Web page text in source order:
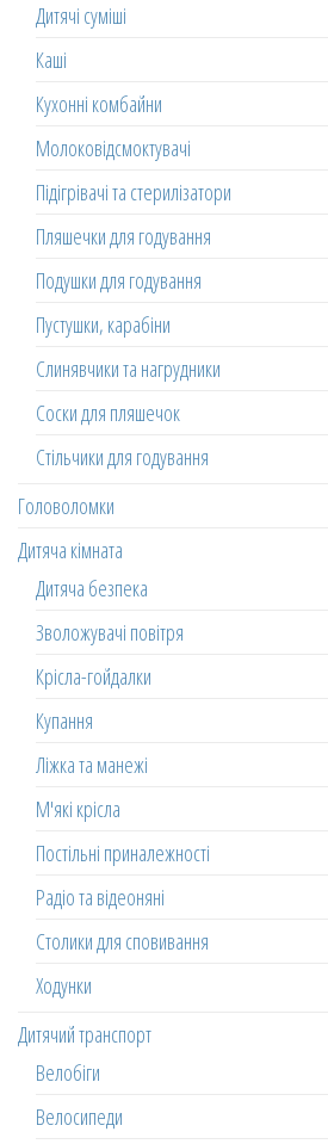
Дитячі суміші
Каші
Кухонні комбайни
Молоковідсмоктувачі
Підігрівачі та стерилізатори
Пляшечки для годування
Подушки для годування
Пустушки, карабіни
Слинявчики та нагрудники
Соски для пляшечок
Стільчики для годування
Головоломки
Дитяча кімната
Дитяча безпека
Зволожувачі повітря
Крісла-гойдалки
Купання
Ліжка та манежі
М'які крісла
Постільні приналежності
Радіо та відеоняні
Столики для сповивання
Ходунки
Дитячий транспорт
Велобіги
Велосипеди